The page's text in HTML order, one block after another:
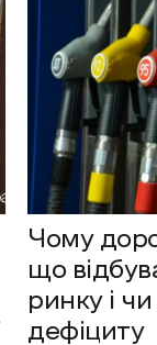
Чому
що
ринку і
дефіциту